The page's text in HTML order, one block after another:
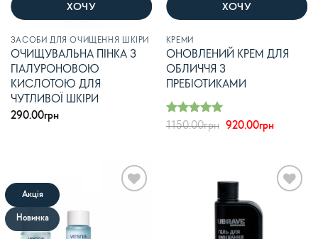
ХОЧУ
ЗАСОБИ ДЛЯ ОЧИЩЕННЯ ШКІРИ
ОЧИЩУВАЛЬНА ПІНКА З
ГІАЛУРОНОВОЮ
КИСЛОТОЮ ДЛЯ
ЧУТЛИВОЇ ШКІРИ
290.00грн
ХОЧУ
КРЕМИ
ОНОВЛЕНИЙ КРЕМ ДЛЯ
ОБЛИЧЧЯ З
ПРЕБІОТИКАМИ
Оцінено в
1150.00грн Оригінальна
920.00грнПоточна
Акція
Новинка